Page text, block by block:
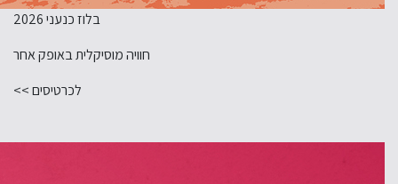
בלוז כנעני 2026
חוויה מוסיקלית באופק אחר
לכרטיסים >>